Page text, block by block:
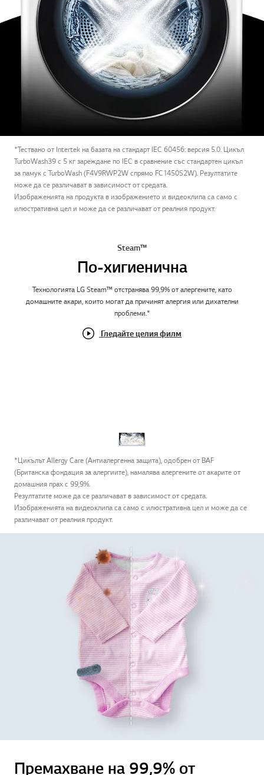
*Тествано от Intertek на базата на стандарт IEC 60456: версия 5.0. Цикъл
TurboWash39 с 5 кг зареждане по IEC в сравнение със стандартен цикъл
за памук с TurboWash (F4V9RWP2W спрямо FC1450S2W). Резултатите
може да се различават в зависимост от средата.
Изображенията на продукта в изображението и видеоклипа са само с
илюстративна цел и може да се различават от реалния продукт.
Steam™
По-хигиенична
Технологията LG Steam™ отстранява 99,9% от алергените, като
домашните акари, които могат да причинят алергия или дихателни
проблеми.*
Гледайте целия филм
*Цикълът Allergy Care (Антиалергенна защита), одобрен от BAF
(Британска фондация за алергиите), намалява алергените от акарите от
домашния прах с 99,9%.
Резултатите може да се различават в зависимост от средата.
Изображенията на видеоклипа са само с илюстративна цел и може да се
различават от реалния продукт.
Премахване на 99,9% от